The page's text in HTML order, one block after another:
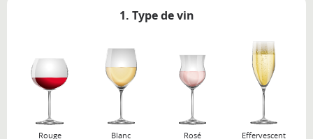
1. Type de vin
Rouge Blanc Rosé Effervescent